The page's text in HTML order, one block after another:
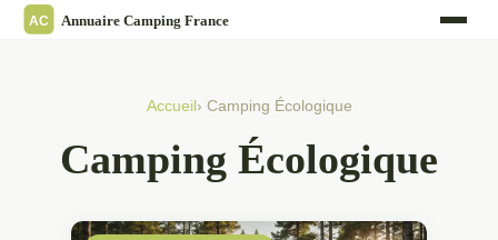
Accueil › Camping Écologique
Camping Écologique